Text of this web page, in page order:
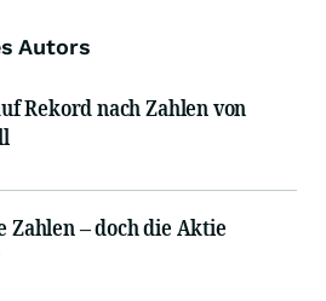
Autors
Rekord nach Zahlen von
Zahlen – doch die Aktie